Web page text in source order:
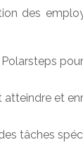
des
et
tâches